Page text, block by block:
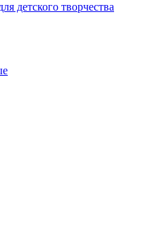
детского творчества